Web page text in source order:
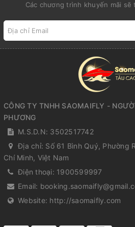
Các chương trình khuyến mãi sẽ
CÔNG TY TNHH SAOMAIFLY -
PHƯƠNG
M.S.D.N: 3502517742
Địa chỉ: Số 61 Bình Quý, Phường
Chí Minh, Việt Nam
Điện thoại: 1900599997
Email:
Website: http://saomaifly.com